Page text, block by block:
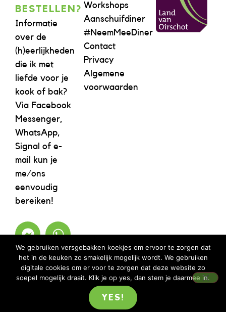
BESTELLEN?
Informatie
over de
(h)eerlijkheden
die ik met
liefde voor je
kook of bak?
Via Facebook
Messenger,
WhatsApp,
Signal of e-
mail kun je
me/ons
eenvoudig
bereiken!
Workshops
Aanschuifdiner
#NeemMeeDiner
Contact
Privacy
Algemene
voorwaarden
©2023 REBELICIOUS – ALLE RECHTEN VOORBEHOUDEN | WEBSITE ISM
We gebruiken versgebakken koekjes om ervoor te zorgen dat
het in de keuken zo smakelijk mogelijk wordt. We gebruiken
digitale cookies om er voor te zorgen dat deze website zo
soepel mogelijk draait. Klik je op yes, dan stem je daarmee in.
YES!